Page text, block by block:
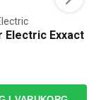
Electric Exxact